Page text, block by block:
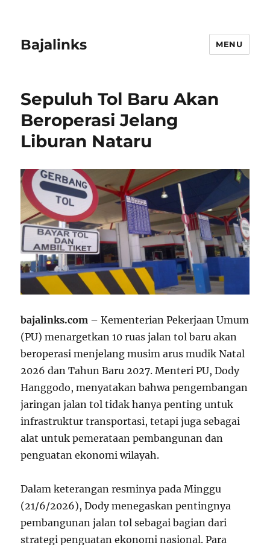
Bajalinks MENU
Sepuluh Tol Baru Akan
Beroperasi Jelang
Liburan Nataru
bajalinks.com – Kementerian Pekerjaan Umum
(PU) menargetkan 10 ruas jalan tol baru akan
beroperasi menjelang musim arus mudik Natal
2026 dan Tahun Baru 2027. Menteri PU, Dody
Hanggodo, menyatakan bahwa pengembangan
jaringan jalan tol tidak hanya penting untuk
infrastruktur transportasi, tetapi juga sebagai
alat untuk pemerataan pembangunan dan
penguatan ekonomi wilayah.
Dalam keterangan resminya pada Minggu
(21/6/2026), Dody menegaskan pentingnya
pembangunan jalan tol sebagai bagian dari
strategi penguatan ekonomi nasional. Para